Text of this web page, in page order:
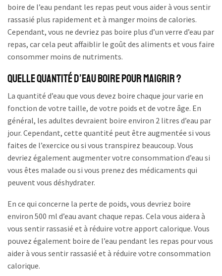
boire de l’eau pendant les repas peut vous aider à vous sentir
rassasié plus rapidement et à manger moins de calories.
Cependant, vous ne devriez pas boire plus d’un verre d’eau par
repas, car cela peut affaiblir le goût des aliments et vous faire
consommer moins de nutriments.
Quelle quantité d’eau boire pour maigrir ?
La quantité d’eau que vous devez boire chaque jour varie en
fonction de votre taille, de votre poids et de votre âge. En
général, les adultes devraient boire environ 2 litres d’eau par
jour. Cependant, cette quantité peut être augmentée si vous
faites de l’exercice ou si vous transpirez beaucoup. Vous
devriez également augmenter votre consommation d’eau si
vous êtes malade ou si vous prenez des médicaments qui
peuvent vous déshydrater.
En ce qui concerne la perte de poids, vous devriez boire
environ 500 ml d’eau avant chaque repas. Cela vous aidera à
vous sentir rassasié et à réduire votre apport calorique. Vous
pouvez également boire de l’eau pendant les repas pour vous
aider à vous sentir rassasié et à réduire votre consommation
calorique.